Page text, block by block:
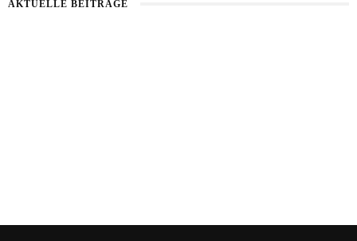
AKTUELLE BEITRÄGE